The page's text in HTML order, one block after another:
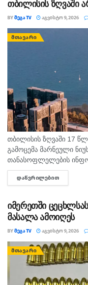
მჯდომი
მექანიკური
423 დარღვევა.
თეგები: დანაშაული
მძღოლი
თბილისის ზღვაში
BYᲛᲔᲒᲐ TV ᲐᲒᲕᲘᲡᲢᲝ 9, 2026
ᲛᲗᲐᲕᲐᲠᲘ
თბილისის ზღვაში 17
გამოცემა მარნეული
თანასოფლელების
ზღვაზე თანატოლებთან
ცნობით, გამოძიება
ᲓᲐᲬᲕᲠᲘᲚᲔᲑᲘᲗ
იმერეთში
მასალა ამოიღეს
BYᲛᲔᲒᲐ TV ᲐᲒᲕᲘᲡᲢᲝ 9, 2026
ᲛᲗᲐᲕᲐᲠᲘ